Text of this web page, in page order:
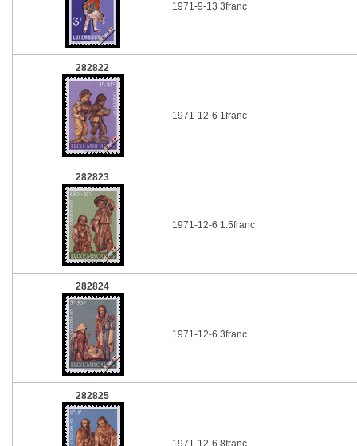
1971-9-13 3franc
282822
1971-12-6 1franc
282823
1971-12-6 1.5franc
282824
1971-12-6 3franc
282825
1971-12-6 8franc